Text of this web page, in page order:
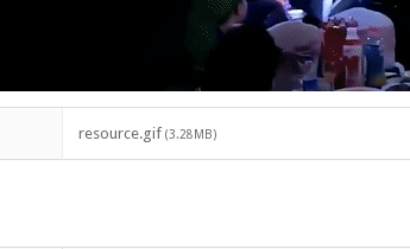
resource.gif (3.28MB)